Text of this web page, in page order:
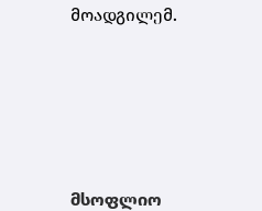
მოადგილემ.
მსოფლიო